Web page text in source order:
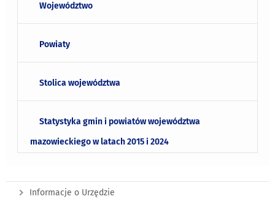
Województwo
Powiaty
Stolica województwa
Statystyka gmin i powiatów województwa
mazowieckiego w latach 2015 i 2024
Informacje o Urzędzie